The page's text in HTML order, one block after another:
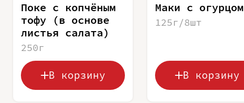
Поке с копчёным
тофу (в основе
листья салата)
250г
В корзину
Маки с огурцом
125г/8шт
В корзину